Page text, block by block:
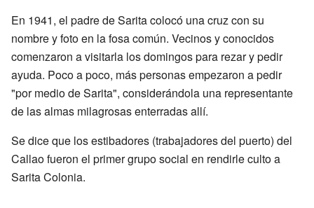
En 1941, el padre de Sarita colocó una cruz con su
nombre y foto en la fosa común. Vecinos y conocidos
comenzaron a visitarla los domingos para rezar y pedir
ayuda. Poco a poco, más personas empezaron a pedir
"por medio de Sarita", considerándola una representante
de las almas milagrosas enterradas allí.
Se dice que los estibadores (trabajadores del puerto) del
Callao fueron el primer grupo social en rendirle culto a
Sarita Colonia.